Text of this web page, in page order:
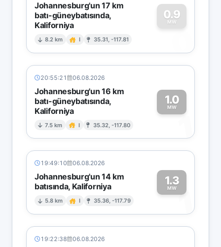
Johannesburg'un 17 km
batı-güneybatısında,
Kaliforniya
8.2 km I 35.31, -117.81
0.9
MW
0
20:55:21 06.08.2026
Johannesburg'un 16 km
batı-güneybatısında,
Kaliforniya
7.5 km I 35.32, -117.80
1.0
MW
1
19:49:10 06.08.2026
Johannesburg'un 14 km
batısında, Kaliforniya
5.8 km I 35.36, -117.79
1.3
MW1
19:22:38 06.08.2026